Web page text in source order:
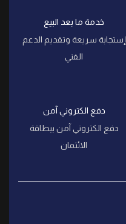
خدمة ما بعد البيع
إستجابة سريعة وتقديم الدعم
الفني
دفع الكتروني آمن
دفع الكتروني آمن ببطاقة
الائتمان